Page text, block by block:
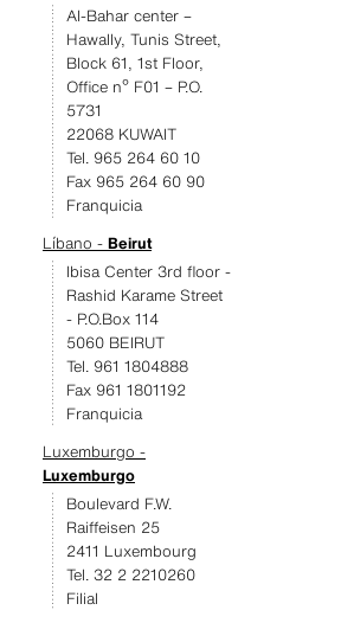
Al-Bahar center –
Hawally, Tunis Street,
Block 61, 1st Floor,
Office nº F01 – P.O.
5731
22068 KUWAIT
Tel. 965 264 60 10
Fax 965 264 60 90
Franquicia
Líbano - Beirut
Ibisa Center 3rd floor -
Rashid Karame Street
- P.O.Box 114
5060 BEIRUT
Tel. 961 1804888
Fax 961 1801192
Franquicia
Luxemburgo -
Luxemburgo
Boulevard F.W.
Raiffeisen 25
2411 Luxembourg
Tel. 32 2 2210260
Filial